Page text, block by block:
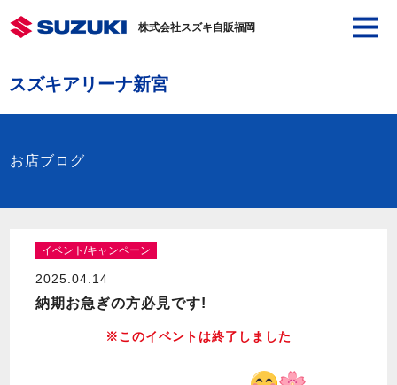
株式会社スズキ自販福岡
スズキアリーナ新宮
お店ブログ
イベント/キャンペーン
2025.04.14
納期お急ぎの方必見です!
※このイベントは終了しました